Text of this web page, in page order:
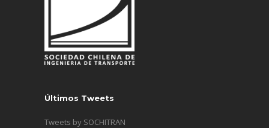
Últimos Tweets
Tweets by SOCHITRAN